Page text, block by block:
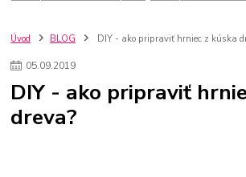
kuchynské batérie sagittarius
kuchynské batérie
kuchynské drezy sety
kúpelňové batérie
vodovodné batérie do kúpelne
bidetové batérie
Úvod BLOG DIY - ako pripraviť hrniec z kúska
05.09.2019
DIY - ako pripraviť
dreva?